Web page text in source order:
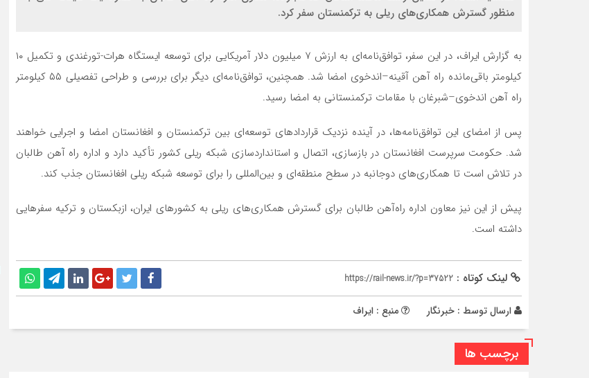
منظور گسترش همکاری‌های ریلی به ترکمنستان سفر کرد.
به گزارش ایراف، در این سفر، توافق‌نامه‌ای به ارزش ۷ میلیون دلار آمریکایی برای توسعه ایستگاه هرات-تورغندی و تکمیل ۱۰
کیلومتر باقی‌مانده راه آهن آقینه–اندخوی امضا شد. همچنین، توافق‌نامه‌ای دیگر برای بررسی و طراحی تفصیلی ۵۵ کیلومتر
راه آهن اندخوی–شبرغان با مقامات ترکمنستانی به امضا رسید.
پس از امضای این توافق‌نامه‌ها، در آینده نزدیک قراردادهای توسعه‌ای بین ترکمنستان و افغانستان امضا و اجرایی خواهند
شد. حکومت سرپرست افغانستان در بازسازی، اتصال و استانداردسازی شبکه ریلی کشور تأکید دارد و اداره راه آهن طالبان
در تلاش است تا همکاری‌های دوجانبه در سطح منطقه‌ای و بین‌المللی را برای توسعه شبکه ریلی افغانستان جذب کند.
پیش از این نیز معاون اداره راه‌آهن طالبان برای گسترش همکاری‌های ریلی به کشورهای ایران، ازبکستان و ترکیه سفرهایی
داشته است.
لینک کوتاه : https://rail-news.ir/?p=37522
ارسال توسط : خبرنگار منبع : ایراف
برچسب ها